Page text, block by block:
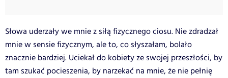
Słowa uderzały we mnie z siłą fizycznego ciosu. Nie zdradzał
mnie w sensie fizycznym, ale to, co słyszałam, bolało
znacznie bardziej. Uciekał do kobiety ze swojej przeszłości, by
tam szukać pocieszenia, by narzekać na mnie, że nie pełnię